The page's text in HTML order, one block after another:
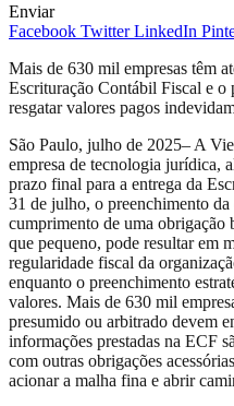
Enviar
Facebook Twitter LinkedIn
Mais de 630 mil empresas têm
Escrituração Contábil Fiscal e o
resgatar valores pagos
São Paulo, julho de 2025– A
empresa de tecnologia jurídica,
prazo final para a entrega da
31 de julho, o preenchimento
cumprimento de uma
que pequeno, pode resultar em
regularidade fiscal da
enquanto o preenchimento
valores. Mais de 630 mil
presumido ou arbitrado devem
informações prestadas na ECF
com outras obrigações
acionar a malha fina e abrir